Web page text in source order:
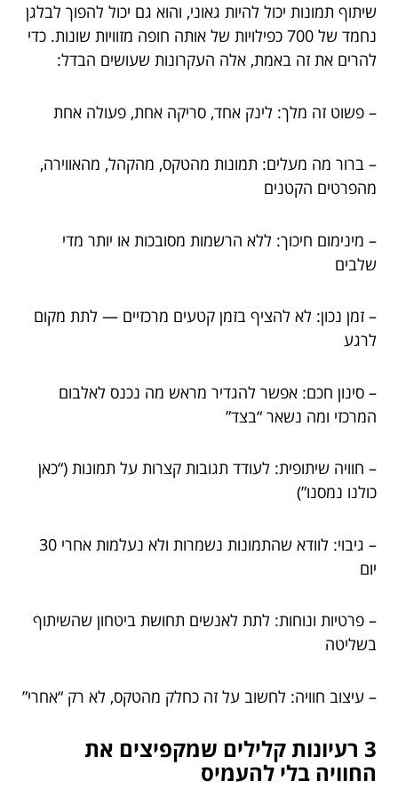
שיתוף תמונות יכול להיות גאוני, והוא גם יכול להפוך לבלגן
נחמד של 700 כפילויות של אותה חופה מזוויות שונות. כדי
להרים את זה באמת, אלה העקרונות שעושים הבדל:
– פשוט זה מלך: לינק אחד, סריקה אחת, פעולה אחת
– ברור מה מעלים: תמונות מהטקס, מהקהל, מהאווירה,
מהפרטים הקטנים
– מינימום חיכוך: ללא הרשמות מסובכות או יותר מדי
שלבים
– זמן נכון: לא להציף בזמן קטעים מרכזיים — לתת מקום
לרגע
– סינון חכם: אפשר להגדיר מראש מה נכנס לאלבום
המרכזי ומה נשאר “בצד”
– חוויה שיתופית: לעודד תגובות קצרות על תמונות (“כאן
כולנו נמסנו”)
– גיבוי: לוודא שהתמונות נשמרות ולא נעלמות אחרי 30
יום
– פרטיות ונוחות: לתת לאנשים תחושת ביטחון שהשיתוף
בשליטה
– עיצוב חוויה: לחשוב על זה כחלק מהטקס, לא רק “אחרי”
3 רעיונות קלילים שמקפיצים את
החוויה בלי להעמיס